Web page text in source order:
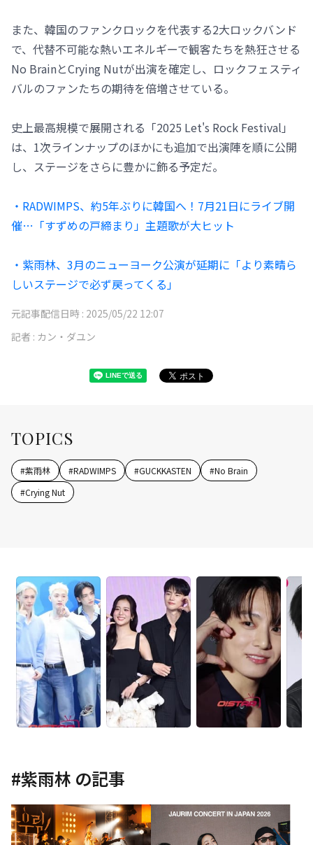
また、韓国のファンクロックを代表する2大ロックバンド
で、代替不可能な熱いエネルギーで観客たちを熱狂させる
No BrainとCrying Nutが出演を確定し、ロックフェスティ
バルのファンたちの期待を倍増させている。
史上最高規模で展開される「2025 Let's Rock Festival」
は、1次ラインナップのほかにも追加で出演陣を順に公開
し、ステージをさらに豊かに飾る予定だ。
・RADWIMPS、約5年ぶりに韓国へ！7月21日にライブ開
催…「すずめの戸締まり」主題歌が大ヒット
・紫雨林、3月のニューヨーク公演が延期に「より素晴ら
しいステージで必ず戻ってくる」
元記事配信日時 : 2025/05/22 12:07
記者 : カン・ダユン
TOPICS
#紫雨林 #RADWIMPS #GUCKKASTEN #No Brain
#Crying Nut
#紫雨林 の記事